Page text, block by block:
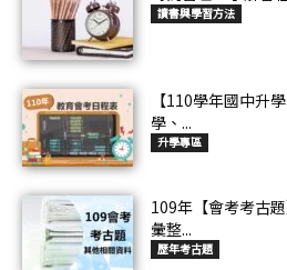
讀書與學習方法
【110學年國中升
學、...
升學專區
109年【會考考古
彙整...
歷年考古題